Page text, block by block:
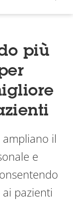
più
il
e
pazienti